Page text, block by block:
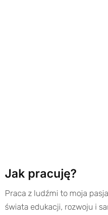
Jak pracuję?
Praca z ludźmi to moja
świata edukacji, rozwoju i